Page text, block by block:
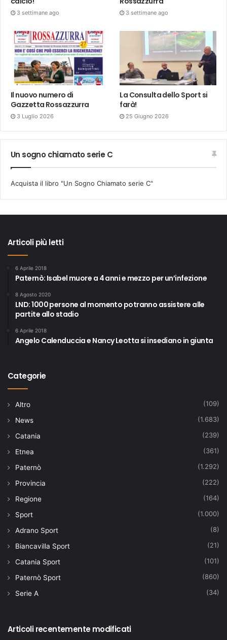
3 settimane ago 3 settimane ago
Il nuovo numero di
Gazzetta Rossazzurra
3 Luglio 2026
La Consulta dello Sport si
farà!
25 Giugno 2026
Un sogno chiamato serie C
Acquista il libro "Un Sogno Chiamato serie C"
Articoli più letti
6 Aprile 2018
Paternò: Isabel muore a 4 anni e mezzo per un’infezione
8 Agosto 2020
LND: 1000 persone al momento potranno assistere alle
partite allo stadio
6 Aprile 2018
Angelo Calenduccia e Nancy Leotta si insediano in giunta
Categorie
Altro (109)
News (1.683)
Catania (239)
Etnea (361)
Paternò (1.292)
Provincia (222)
Regione (164)
Sport (1.000)
Adrano Sport (8)
Biancavilla Sport (21)
Catania Sport (101)
Paternò Sport (860)
Serie A (34)
Articoli recentemente modificati